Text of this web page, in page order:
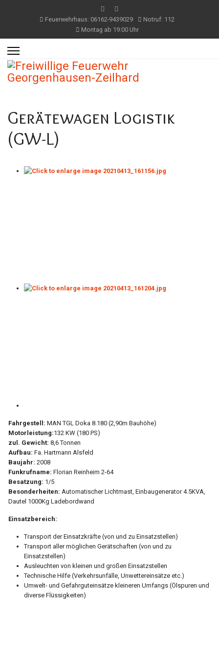
Feuerwehrhaus: 06162-9439029
Notruf: 112
Montag ab 19:00 Uhr
Gerätewagen Logistik
(GW-L)
Fahrgestell: MAN TGL Doka 8.180 (2,90m Bauhöhe)
Motorleistung:132 KW (180 PS)
zul. Gewicht: 8,6 Tonnen
Aufbau: Fa. Hartmann Alsfeld
Baujahr: 2008
Funkrufname: Florian Reinheim 2-64
Besatzung: 1/5
Besonderheiten: Automatischer Lichtmast, Einbaugenerator 4.5KVA,
Dautel 1000Kg Ladebordwand
Einsatzbereich:
Transport der Einsatzkräfte (von und zu Einsatzstellen)
Transport aller möglichen Gerätschaften (von und zu
Einsatzstellen)
Ausleuchten von kleinen und großen Einsatzstellen
Technische Hilfe (Verkehrsunfälle, Unwettereinsätze etc.)
Umwelt- und Gefahrguteinsätze kleineren Umfangs (Ölspuren und
diverse Flüssigkeiten)